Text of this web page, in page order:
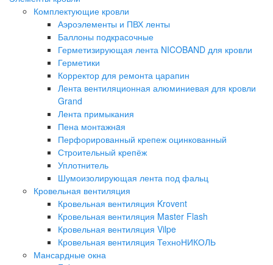
Комплектующие кровли
Аэроэлементы и ПВХ ленты
Баллоны подкрасочные
Герметизирующая лента NICOBAND для кровли
Герметики
Корректор для ремонта царапин
Лента вентиляционная алюминиевая для кровли
Grand
Лента примыкания
Пена монтажнaя
Перфорированный крепеж оцинкованный
Строительный крепёж
Уплотнитель
Шумоизолирующая лента под фальц
Кровельная вентиляция
Кровельная вентиляция Krovent
Кровельная вентиляция Master Flash
Кровельная вентиляция Vilpe
Кровельная вентиляция ТехноНИКОЛЬ
Мансардные окна